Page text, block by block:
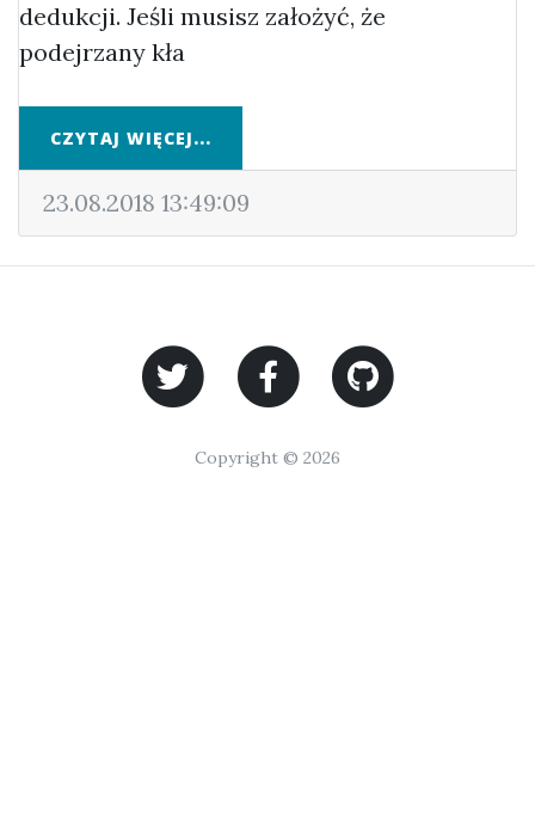
dedukcji. Jeśli musisz założyć, że
podejrzany kła
CZYTAJ WIĘCEJ...
23.08.2018 13:49:09
Copyright © 2026